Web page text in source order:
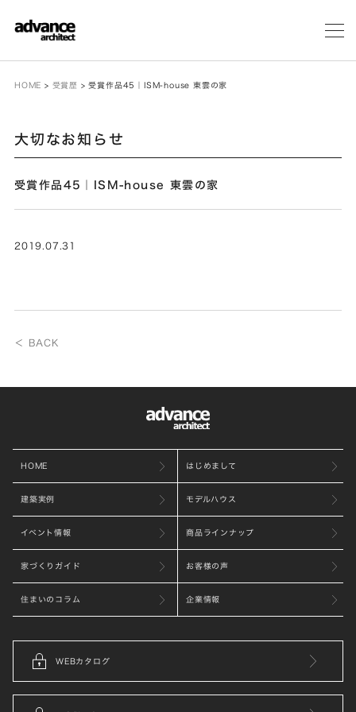
メ
HOME > 受賞歴 >受賞作品45｜ISM-house 東雲の家
大切なお知らせ
受賞作品45｜ISM-house 東雲の家
2019.07.31
＜ BACK
HOME はじめまして
建築実例 モデルハウス
イベント情報 商品ラインナップ
家づくりガイド お客様の声
住まいのコラム 企業情報
WEBカタログ